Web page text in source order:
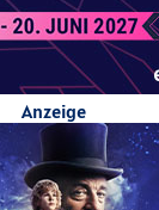
Anzeige